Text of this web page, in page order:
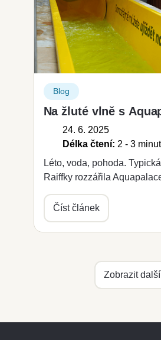
Blog
Na žluté vlně s
24. 6. 2025
Délka čtení: 2 - 3
Léto, voda, pohoda.
Raiffky rozzářila
Číst článek
Zobrazit další